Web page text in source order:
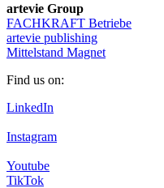
artevie Group
FACHKRAFT Betriebe
artevie publishing
Mittelstand Magnet
Find us on:
LinkedIn
Instagram
Youtube
TikTok